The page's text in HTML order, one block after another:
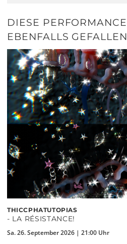
DIESE
EBENFALLS
THICCPHATUTOPIAS
- LA RÉSISTANCE!
Sa. 26. September 2026 | 21:00 Uhr